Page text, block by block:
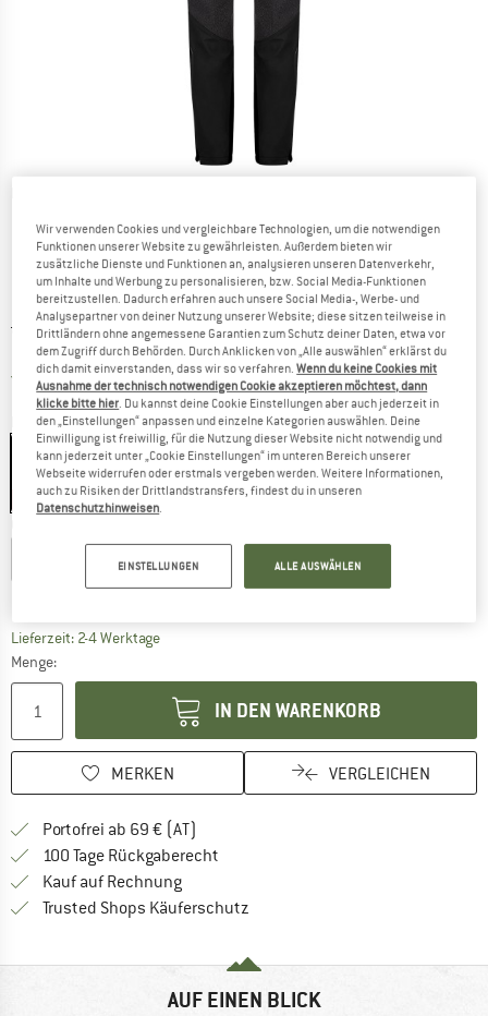
Ursprünglicher Preis :
208,95€
Preis:
135,82€ inkl. MwSt.
Versandkostenfrei(AT)Österreich. Informationen zu den
Farbe:Black
35%
M XL
Lieferzeit: 2-4 WerktageDer Link öffnet sich in einer Infobox und
Menge:
IN DEN WARENKORB
MERKEN VERGLEICHEN
Portofrei ab 69 € (AT)
100 Tage Rückgaberecht
Kauf auf RechnungFinde die Zahlungs-Infos hier! Öffnet
Trusted Shops Käuferschutz
AUF EINEN BLICK
Wir verwenden Cookies und vergleichbare Technologien, um die notwendigen
Funktionen unserer Website zu gewährleisten. Außerdem bieten wir
zusätzliche Dienste und Funktionen an, analysieren unseren Datenverkehr,
um Inhalte und Werbung zu personalisieren, bzw. Social Media-Funktionen
bereitzustellen. Dadurch erfahren auch unsere Social Media-, Werbe- und
Analysepartner von deiner Nutzung unserer Website; diese sitzen teilweise in
Drittländern ohne angemessene Garantien zum Schutz deiner Daten, etwa vor
dem Zugriff durch Behörden. Durch Anklicken von „Alle auswählen“ erklärst du
dich damit einverstanden, dass wir so verfahren.Wenn du keine Cookies mit
Ausnahme der technisch notwendigen Cookie akzeptieren möchtest, dann
klicke bitte hier. Du kannst deine Cookie Einstellungen aber auch jederzeit in
den „Einstellungen“ anpassen und einzelne Kategorien auswählen. Deine
Einwilligung ist freiwillig, für die Nutzung dieser Website nicht notwendig und
kann jederzeit unter „Cookie Einstellungen“ im unteren Bereich unserer
Webseite widerrufen oder erstmals vergeben werden. Weitere Informationen,
auch zu Risiken der Drittlandstransfers, findest du in unseren
Datenschutzhinweisen.
EINSTELLUNGEN ALLE AUSWÄHLEN